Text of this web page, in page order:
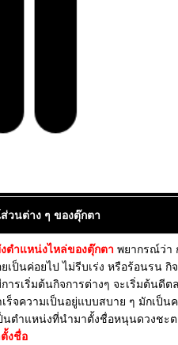
วนต่าง ๆ ของตุ๊กตา
ตำแหน่งไหล่ของตุ๊กตา พยากรณ์ว่า
ป็นค่อยไป ไม่รีบเร่ง หรือร้อนรน กิ
ารเริ่มต้นกิจการต่างๆ จะเริ่มต้นดีต
ร็จความเป็นอยู่แบบสบาย ๆ มักเป็น
นตำแหน่งที่นำมาตั้งชื่อหนุนดวงชะ
งชื่อ